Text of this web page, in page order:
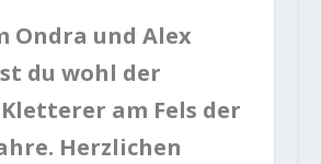
Ondra und Alex
du wohl der
am Fels der
Herzlichen